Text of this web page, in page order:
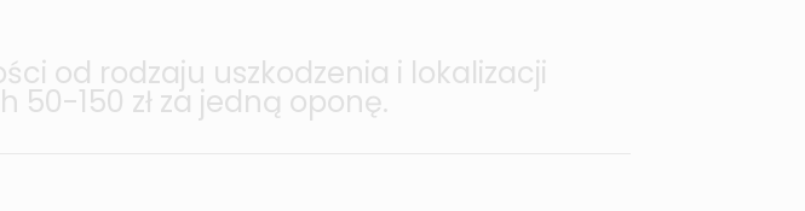
od rodzaju uszkodzenia i lokalizacji
150 zł za jedną oponę.